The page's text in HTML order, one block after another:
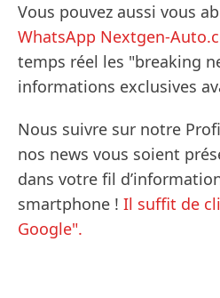
Vous pouvez aussi vous
WhatsApp Nextgen-
temps réel les "breaking
informations exclusives
Nous suivre sur notre
nos news vous soient
dans votre fil
smartphone ! Il suffit de
Google".